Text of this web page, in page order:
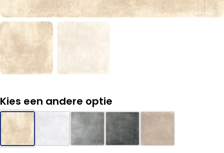
Kies een andere optie